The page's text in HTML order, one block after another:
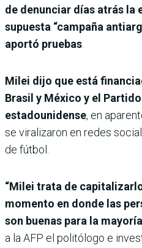
de denunciar días atrás la
supuesta “campaña
aportó pruebas.
Milei dijo que está
Brasil y México y el
estadounidense, en
se viralizaron en redes
de fútbol.
“Milei trata de
momento en donde las
son buenas para la
a la AFP el politólogo e